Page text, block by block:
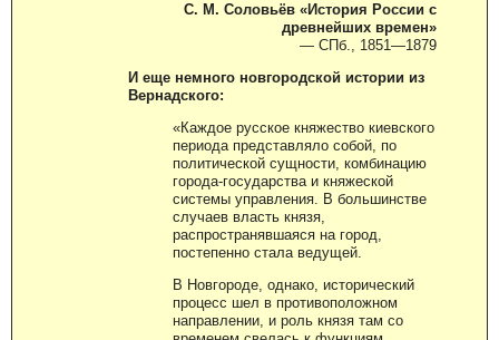
С. М. Соловьёв «История России с
древнейших времен»
— СПб., 1851—1879
И еще немного новгородской истории из
Вернадского:
«Каждое русское княжество киевского
периода представляло собой, по
политической сущности, комбинацию
города-государства и княжеской
системы управления. В большинстве
случаев власть князя,
распространявшаяся на город,
постепенно стала ведущей.
В Новгороде, однако, исторический
процесс шел в противоположном
направлении, и роль князя там со